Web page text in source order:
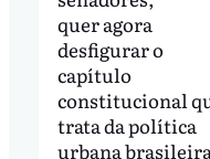
quer agora
desfigurar o
capítulo
constitucional
trata da política
urbana